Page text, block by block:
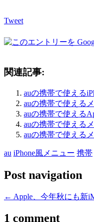
Tweet
関連記事:
auの携帯で使える
auの携帯で使える
auの携帯で使える
auの携帯で使える
auの携帯で使える
au iPhone風メニュー 携帯
Post navigation
← Apple、今年秋にも新
1 comment